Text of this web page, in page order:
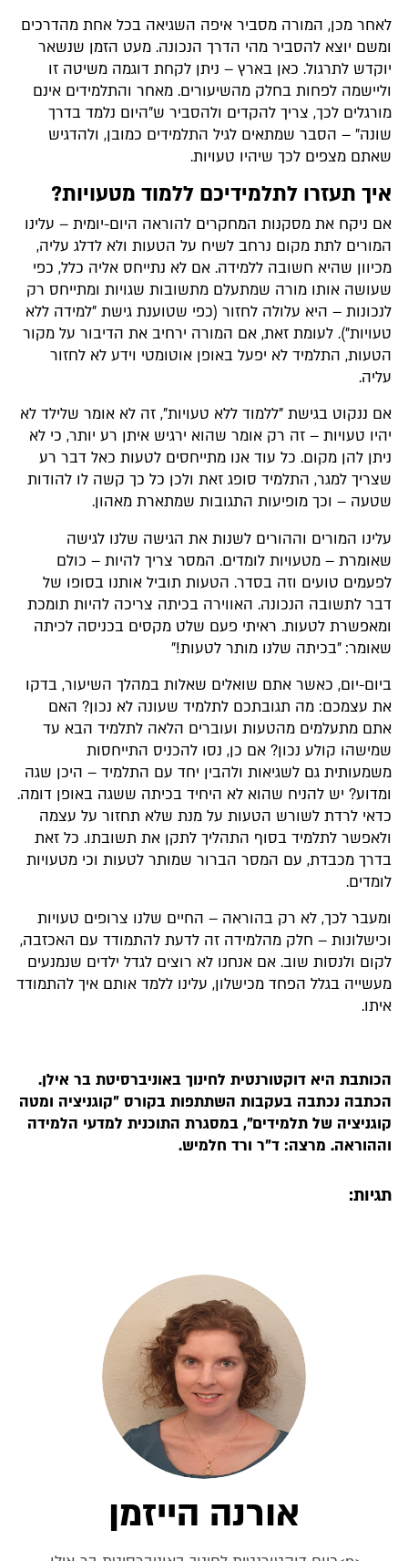
לאחר מכן, המורה מסביר איפה השגיאה בכל אחת מהדרכים
ומשם יוצא להסביר מהי הדרך הנכונה. מעט הזמן שנשאר
יוקדש לתרגול. כאן בארץ – ניתן לקחת דוגמה משיטה זו
וליישמה לפחות בחלק מהשיעורים. מאחר והתלמידים אינם
מורגלים לכך, צריך להקדים ולהסביר ש"היום נלמד בדרך
שונה" – הסבר שמתאים לגיל התלמידים כמובן, ולהדגיש
שאתם מצפים לכך שיהיו טעויות.
איך תעזרו לתלמידיכם ללמוד מטעויות?
אם ניקח את מסקנות המחקרים להוראה היום-יומית – עלינו
המורים לתת מקום נרחב לשיח על הטעות ולא לדלג עליה,
מכיוון שהיא חשובה ללמידה. אם לא נתייחס אליה כלל, כפי
שעושה אותו מורה שמתעלם מתשובות שגויות ומתייחס רק
לנכונות – היא עלולה לחזור (כפי שטוענת גישת "למידה ללא
טעויות"). לעומת זאת, אם המורה ירחיב את הדיבור על מקור
הטעות, התלמיד לא יפעל באופן אוטומטי וידע לא לחזור
עליה.
אם ננקוט בגישת "ללמוד ללא טעויות", זה לא אומר שלילד לא
יהיו טעויות – זה רק אומר שהוא ירגיש איתן רע יותר, כי לא
ניתן להן מקום. כל עוד אנו מתייחסים לטעות כאל דבר רע
שצריך למגר, התלמיד סופג זאת ולכן כל כך קשה לו להודות
שטעה – וכך מופיעות התגובות שמתארת מאהון.
עלינו המורים וההורים לשנות את הגישה שלנו לגישה
שאומרת – מטעויות לומדים. המסר צריך להיות – כולם
לפעמים טועים וזה בסדר. הטעות תוביל אותנו בסופו של
דבר לתשובה הנכונה. האווירה בכיתה צריכה להיות תומכת
ומאפשרת לטעות. ראיתי פעם שלט מקסים בכניסה לכיתה
שאומר: "בכיתה שלנו מותר לטעות!"
ביום-יום, כאשר אתם שואלים שאלות במהלך השיעור, בדקו
את עצמכם: מה תגובתכם לתלמיד שעונה לא נכון? האם
אתם מתעלמים מהטעות ועוברים הלאה לתלמיד הבא עד
שמישהו קולע נכון? אם כן, נסו להכניס התייחסות
משמעותית גם לשגיאות ולהבין יחד עם התלמיד – היכן שגה
ומדוע? יש להניח שהוא לא היחיד בכיתה ששגה באופן דומה.
כדאי לרדת לשורש הטעות על מנת שלא תחזור על עצמה
ולאפשר לתלמיד בסוף התהליך לתקן את תשובתו. כל זאת
בדרך מכבדת, עם המסר הברור שמותר לטעות וכי מטעויות
לומדים.
ומעבר לכך, לא רק בהוראה – החיים שלנו צרופים טעויות
וכישלונות – חלק מהלמידה זה לדעת להתמודד עם האכזבה,
לקום ולנסות שוב. אם אנחנו לא רוצים לגדל ילדים שנמנעים
מעשייה בגלל הפחד מכישלון, עלינו ללמד אותם איך להתמודד
איתו.
הכותבת היא דוקטורנטית לחינוך באוניברסיטת בר אילן.
הכתבה נכתבה בעקבות השתתפות בקורס "קוגניציה ומטה
קוגניציה של תלמידים", במסגרת התוכנית למדעי הלמידה
וההוראה. מרצה: ד"ר ורד חלמיש.
תגיות:
אורנה הייזמן